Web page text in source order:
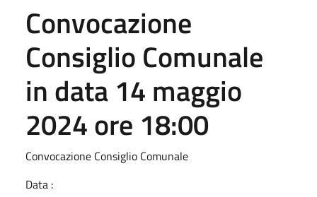
Convocazione
Consiglio Comunale
in data 14 maggio
2024 ore 18:00
Convocazione Consiglio Comunale
Data :